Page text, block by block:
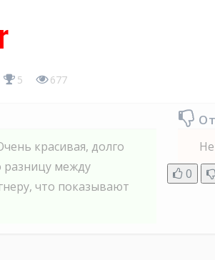
5 677
красивая, долго
разницу между
что показывают
0